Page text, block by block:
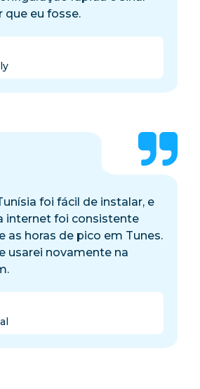
que eu fosse.
foi fácil de instalar, e
internet foi consistente
as horas de pico em Tunes.
usarei novamente na